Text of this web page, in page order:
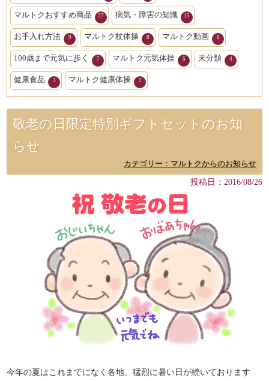
マルトクおすすめ商品 27 病気・障害の知識 15
お手入れ方法 9 マルトク杖体操 8 マルトク動画 8
100歳まで元気に歩く 7 マルトク元気体操 5 未分類 4
健康食品 3 マルトク健康体操 2
敬老の日限定特別ギフトセットのお知
らせ
カテゴリー：マルトクからのお知らせ
投稿日：2016/08/26
今年の夏はこれまでになく各地、猛烈に暑い日が続いております